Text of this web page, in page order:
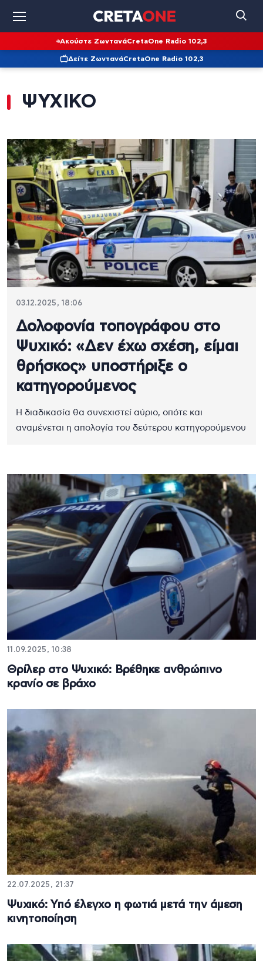
Ακούστε ΖωντανάCretaOne Radio 102,3
Δείτε ΖωντανάCretaOne Radio 102,3
ΨΥΧΙΚΟ
03.12.2025, 18:06
Δολοφονία τοπογράφου στο
Ψυχικό: «Δεν έχω σχέση, είμαι
θρήσκος» υποστήριξε ο
κατηγορούμενος
Η διαδικασία θα συνεχιστεί αύριο, οπότε και
αναμένεται η απολογία του δεύτερου κατηγορούμενου
11.09.2025, 10:38
Θρίλερ στο Ψυχικό: Βρέθηκε ανθρώπινο
κρανίο σε βράχο
22.07.2025, 21:37
Ψυχικό: Υπό έλεγχο η φωτιά μετά την άμεση
κινητοποίηση